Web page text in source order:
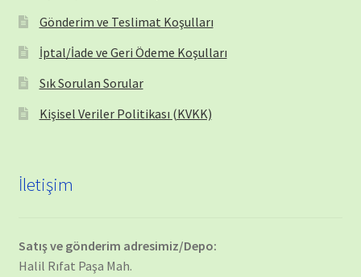
Gönderim ve Teslimat Koşulları
İptal/İade ve Geri Ödeme Koşulları
Sık Sorulan Sorular
Kişisel Veriler Politikası (KVKK)
İletişim
Satış ve gönderim adresimiz/Depo:
Halil Rıfat Paşa Mah.